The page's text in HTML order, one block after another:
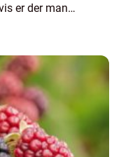
er der mange